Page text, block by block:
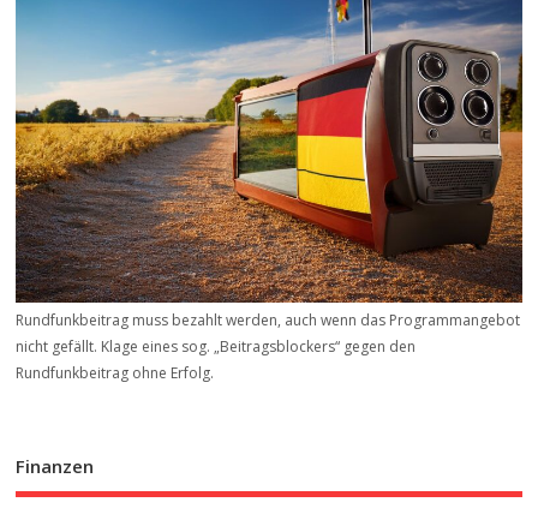
Rundfunkbeitrag muss bezahlt werden, auch wenn das Programmangebot
nicht gefällt. Klage eines sog. „Beitrags­blockers“ gegen den
Rundfunkbeitrag ohne Erfolg.
Finanzen